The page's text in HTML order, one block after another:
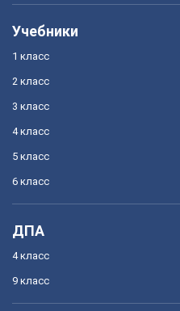
Учебники
1 класс
2 класс
3 класс
4 класс
5 класс
6 класс
ДПА
4 класс
9 класс